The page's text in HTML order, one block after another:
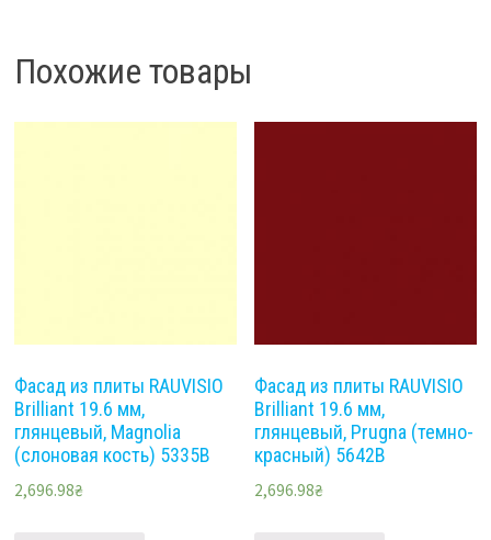
Похожие товары
Фасад из плиты RAUVISIO
Brilliant 19.6 мм,
глянцевый, Magnolia
(слоновая кость) 5335B
2,696.98₴
Фасад из плиты RAUVISIO
Brilliant 19.6 мм,
глянцевый, Prugna (темно-
красный) 5642B
2,696.98₴